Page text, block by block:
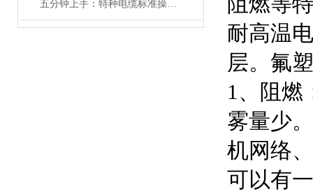
五分钟上手：特种电缆标准操作流程详解
耐高温
层。氟
1、阻燃
雾量少
机网络
可以有